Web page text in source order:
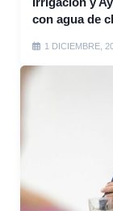
con agua de
1 DICIEMBRE,